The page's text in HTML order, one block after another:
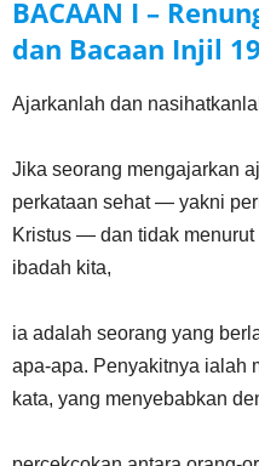
BACAAN I –
dan Bacaan Injil
Ajarkanlah dan
Jika seorang mengajarkan
perkataan sehat — yakni
Kristus — dan tidak
ibadah kita,
ia adalah seorang yang
apa-apa. Penyakitnya ialah
kata, yang menyebabkan